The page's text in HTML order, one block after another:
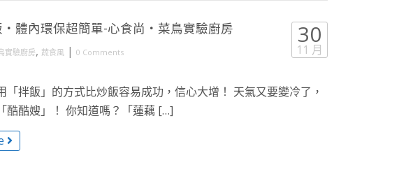
體內環保超簡單-心食尚・菜鳥實驗廚房
實驗廚房, 蔬食風 | 0 Comments
30
11 月
「拌飯」的方式比炒飯容易成功，信心大增！ 天氣又要變冷了，
酷酷嫂」！ 你知道嗎？「蓮藕 […]